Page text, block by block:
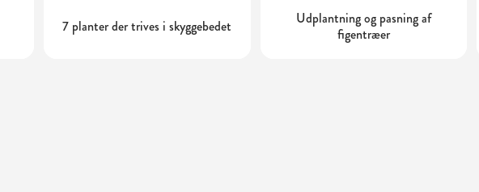
7 planter der trives i skyggebedet
Udplantning og pasning af
figentræer